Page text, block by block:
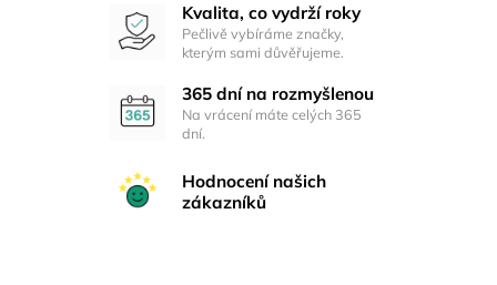
Kvalita, co vydrží roky
Pečlivě vybíráme značky,
kterým sami důvěřujeme.
365 dní na rozmyšlenou
Na vrácení máte celých 365
dní.
Hodnocení našich
zákazníků